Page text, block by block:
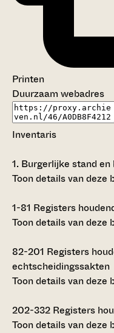
Printen
Duurzaam webadres
Inventaris
1. Burgerlijke stand
Toon details van deze
1-81 Registers
Toon details van deze
82-201 Registers
echtscheidingssakten
Toon details van deze
202-332 Registers
Toon details van deze